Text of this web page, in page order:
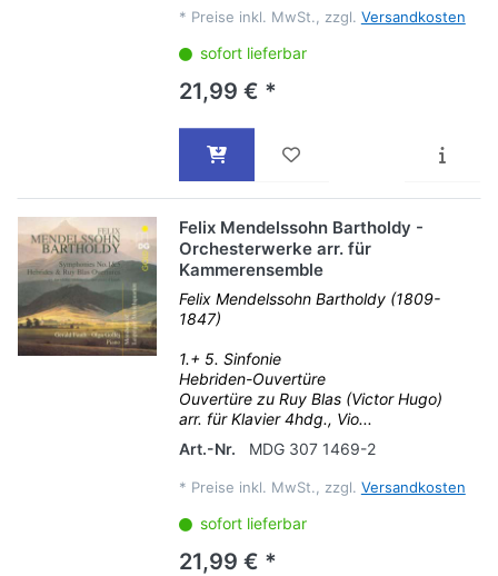
* Preise inkl. MwSt., zzgl. Versandkosten
sofort lieferbar
21,99 € *
Felix Mendelssohn Bartholdy -
Orchesterwerke arr. für
Kammerensemble
Felix Mendelssohn Bartholdy (1809-
1847)
1.+ 5. Sinfonie
Hebriden-Ouvertüre
Ouvertüre zu Ruy Blas (Victor Hugo)
arr. für Klavier 4hdg., Vio...
Art.-Nr.
MDG 307 1469-2
* Preise inkl. MwSt., zzgl. Versandkosten
sofort lieferbar
21,99 € *